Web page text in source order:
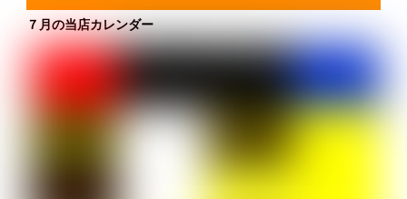
７月の当店カレンダー